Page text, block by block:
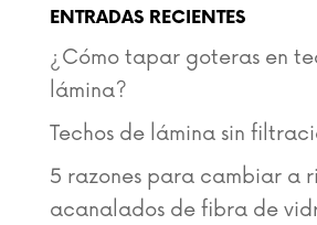
ENTRADAS RECIENTES
¿Cómo tapar goteras en
lámina?
Techos de lámina sin
5 razones para cambiar a
acanalados de fibra de